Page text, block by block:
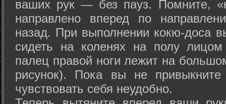
ваших рук — без пауз. Помните,
направлено вперед по
назад. При выполнении кокю-доса
сидеть на коленях на полу
палец правой ноги лежит на
рисунок). Пока вы не
чувствовать себя неудобно.